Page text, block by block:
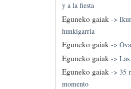
y a la fiesta
Eguneko gaiak ->
hunkigarria
Eguneko gaiak->
Eguneko gaiak ->
Eguneko gaiak-> 35
momento